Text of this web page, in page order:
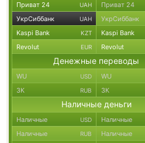
Приват 24 UAH Приват 24
УкрСиббанк UAH УкрСиббанк
Kaspi Bank KZT Kaspi Bank
Revolut EUR Revolut
Денежные переводы
WU USD WU
ЗК RUB ЗК
Наличные деньги
Наличные USD Наличные
Наличные RUB Наличные